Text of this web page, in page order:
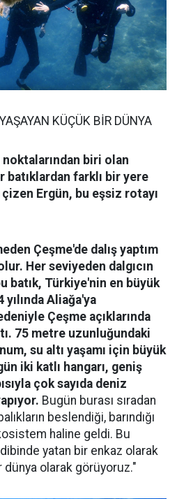
KÜÇÜK BİR DÜNYA
biri olan
batıklardan farklı bir yere
Ergün, bu eşsiz rotayı
Çeşme'de dalış yaptım
Her seviyeden dalgıcın
batık, Türkiye'nin en büyük
yılında Aliağa'ya
Çeşme açıklarında
75 metre uzunluğundaki
su altı yaşamı için büyük
iki katlı hangarı, geniş
çok sayıda deniz
Bugün burası sıradan
beslendiği, barındığı
haline geldi. Bu
yatan bir enkaz olarak
olarak görüyoruz."